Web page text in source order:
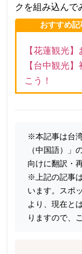
クを組み込んで
おすすめ記
【花蓮観光
【台中観光
こう！
※本記事は台
（中国語）」
向けに翻訳・
※上記の記事
います。スポ
より、現在と
りますので、